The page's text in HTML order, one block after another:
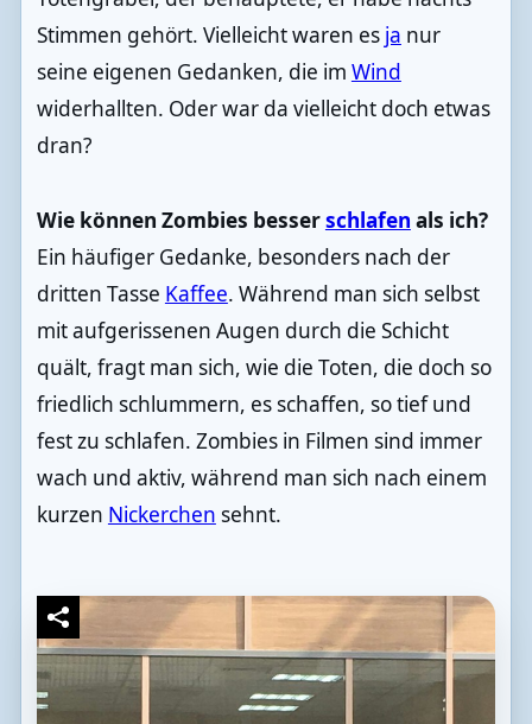
Stimmen gehört. Vielleicht waren es ja nur
seine eigenen Gedanken, die im Wind
widerhallten. Oder war da vielleicht doch etwas
dran?
Wie können Zombies besserschlafen als ich?
Ein häufiger Gedanke, besonders nach der
dritten Tasse Kaffee. Während man sich selbst
mit aufgerissenen Augen durch die Schicht
quält, fragt man sich, wie die Toten, die doch so
friedlich schlummern, es schaffen, so tief und
fest zu schlafen. Zombies in Filmen sind immer
wach und aktiv, während man sich nach einem
kurzen Nickerchen sehnt.